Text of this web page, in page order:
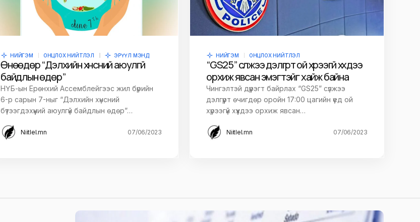
НИЙГЭМ ОНЦЛОХ НИЙТЛЭЛ ЭРҮҮЛ МЭНД
Өнөөдөр “Дэлхийн хүнсний аюулгүй
байдлын өдөр”
НҮБ-ын Ерөнхий Ассемблейгээс жил бүрийн
6-р сарын 7-ныг “Дэлхийн хүнсний
бүтээгдэхүүний аюулгүй байдлын өдөр”…
Niitlel.mn 07/06/2023
НИЙГЭМ ОНЦЛОХ НИЙТЛЭЛ
“GS25” сүлжээ дэлгүүрт ой хүрээгүй хүүхдээ
орхиж явсан эмэгтэйг хайж байна
Чингэлтэй дүүрэгт байрлах “GS25” сүлжээ
дэлгүүрт өчигдөр оройн 17:00 цагийн үед ой
хүрээгүй хүүхдээ орхиж явсан…
Niitlel.mn 07/06/2023